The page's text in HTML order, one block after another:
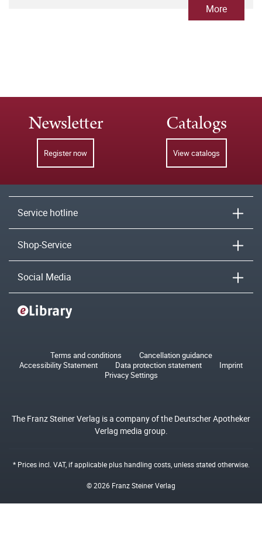
More
Newsletter
Register now
Catalogs
View catalogs
Service hotline
Shop-Service
Social Media
Terms and conditions
Cancellation guidance
Accessibility Statement
Data protection statement
Imprint
Privacy Settings
The Franz Steiner Verlag is a company of the Deutscher Apotheker
Verlag media group.
* Prices incl. VAT, if applicable plushandling costs, unless stated otherwise.
© 2026 Franz Steiner Verlag